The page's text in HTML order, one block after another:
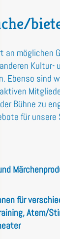
an möglichen
Kultur-
Ebenso sind
Bühne zu
für unsere
für
Atem/